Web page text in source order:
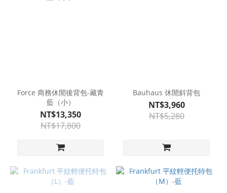
Force 商務休閒後背包-藏青
藍（小）
NT$13,350
NT$17,800
Bauhaus 休閒斜背包
NT$3,960
NT$5,280